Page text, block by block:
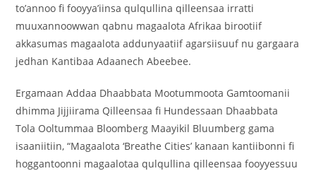
to’annoo fi fooyya’iinsa qulqullina qilleensaa irratti
muuxannoowwan qabnu magaalota Afrikaa birootiif
akkasumas magaalota addunyaatiif agarsiisuuf nu gargaara
jedhan Kantibaa Adaanech Abeebee.
Ergamaan Addaa Dhaabbata Mootummoota Gamtoomanii
dhimma Jijjiirama Qilleensaa fi Hundessaan Dhaabbata
Tola Ooltummaa Bloomberg Maayikil Bluumberg gama
isaaniitiin, “Magaalota ‘Breathe Cities’ kanaan kantiibonni fi
hoggantoonni magaalotaa qulqullina qilleensaa fooyyessuu